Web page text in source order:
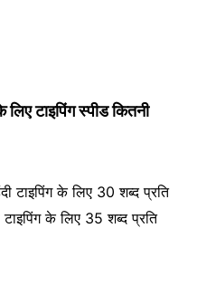
टाइपिंग स्पीड कितनी
टाइपिंग के लिए 30 शब्द प्रति
के लिए 35 शब्द प्रति